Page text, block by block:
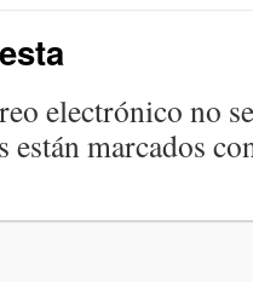
electrónico no
están marcados